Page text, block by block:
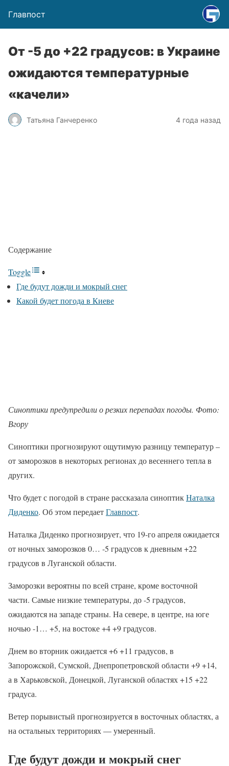
Главпост
От -5 до +22 градусов: в Украине
ожидаются температурные
«качели»
Татьяна Ганчеренко 4 года назад
Содержание
Toggle
Где будут дожди и мокрый снег
Какой будет погода в Киеве
Синоптики предупредили о резких перепадах погоды. Фото:
Вгору
Синоптики прогнозируют ощутимую разницу температур –
от заморозков в некоторых регионах до весеннего тепла в
других.
Что будет с погодой в стране рассказала синоптикНаталка
Диденко. Об этом передаетГлавпост.
Наталка Диденко прогнозирует, что 19-го апреля ожидается
от ночных заморозков 0… -5 градусов к дневным +22
градусов в Луганской области.
Заморозки вероятны по всей стране, кроме восточной
части. Самые низкие температуры, до -5 градусов,
ожидаются на западе страны. На севере, в центре, на юге
ночью -1… +5, на востоке +4 +9 градусов.
Днем во вторник ожидается +6 +11 градусов, в
Запорожской, Сумской, Днепропетровской области +9 +14,
а в Харьковской, Донецкой, Луганской областях +15 +22
градуса.
Ветер порывистый прогнозируется в восточных областях, а
на остальных территориях — умеренный.
Где будут дожди и мокрый снег